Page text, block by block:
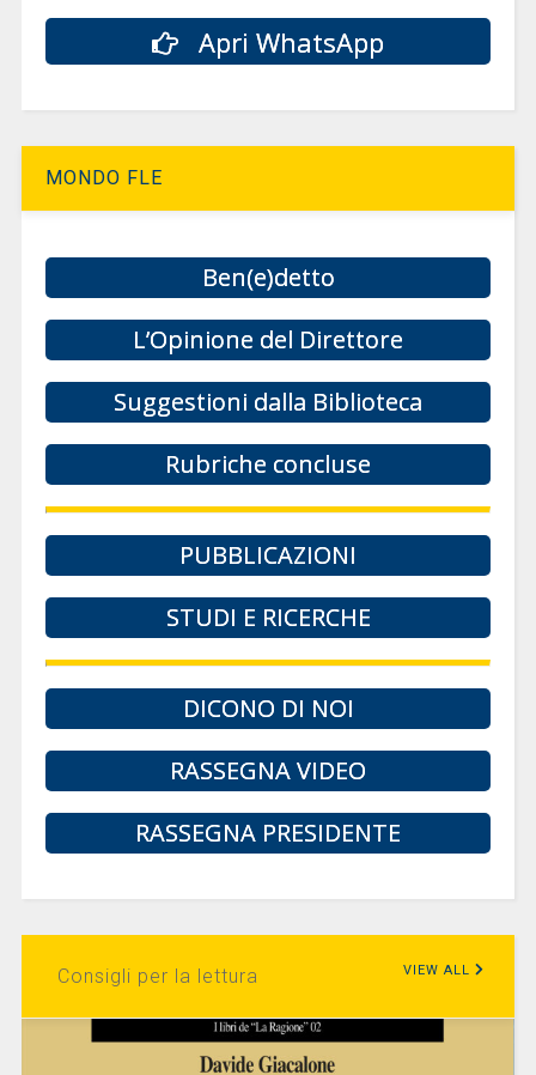
Apri WhatsApp
MONDO FLE
Ben(e)detto
L’Opinione del Direttore
Suggestioni dalla Biblioteca
Rubriche concluse
PUBBLICAZIONI
STUDI E RICERCHE
DICONO DI NOI
RASSEGNA VIDEO
RASSEGNA PRESIDENTE
Consigli per la lettura VIEW ALL